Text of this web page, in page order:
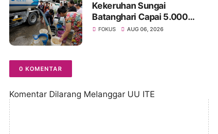
Kekeruhan Sungai
Batanghari Capai 5.000
NTU, Distribusi Air PDAM
FOKUS AUG 06, 2026
0 KOMENTAR
Komentar Dilarang Melanggar UU ITE